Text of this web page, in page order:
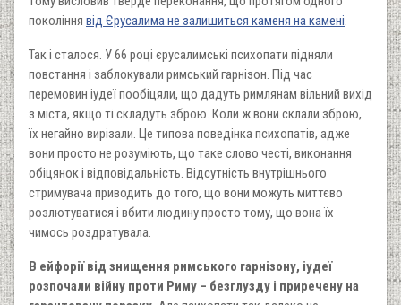
покоління від Єрусалима не залишиться каменя на камені.
Так і сталося. У 66 році єрусалимські психопати підняли
повстання і заблокували римський гарнізон. Під час
перемовин іудеї пообіцяли, що дадуть римлянам вільний вихід
з міста, якщо ті складуть зброю. Коли ж вони склали зброю,
їх негайно вирізали. Це типова поведінка психопатів, адже
вони просто не розуміють, що таке слово честі, виконання
обіцянок і відповідальність. Відсутність внутрішнього
стримувача приводить до того, що вони можуть миттєво
розлютуватися і вбити людину просто тому, що вона їх
чимось роздратувала.
В ейфорії від знищення римського гарнізону, іудеї
розпочали війну проти Риму – безглузду і приречену на